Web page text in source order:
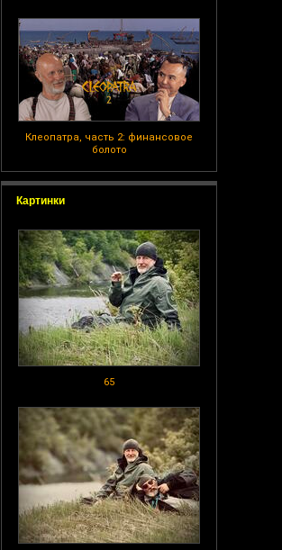
Клеопатра, часть 2: финансовое
болото
Картинки
65